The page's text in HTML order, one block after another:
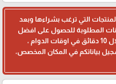
المنتجات التي ترغب بشراءها وبعد
المطلوبة للحصول على افضل
عرض سعر يتم تسعير الطلبية خلال 10 دقائق في اوقات الدوام ،
بياناتكم في المكان المخصص،